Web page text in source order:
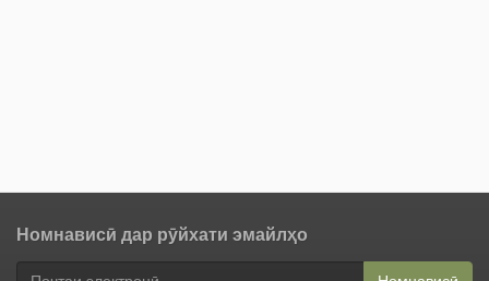
Номнависӣ дар рӯйхати эмайлҳо